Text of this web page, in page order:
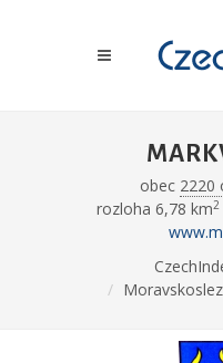
obec 2220
rozloha 6,78 km2